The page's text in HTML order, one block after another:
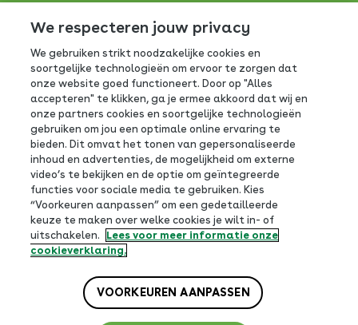
Consumentenservice FrieslandCampina:
0800-0765
Antwoordnummer 390
3800 VB Amersfoort
Volg ons op social
We respecteren jouw privacy
We gebruiken strikt noodzakelijke cookies en
soortgelijke technologieën om ervoor te zorgen dat
onze website goed functioneert. Door op "Alles
accepteren" te klikken, ga je ermee akkoord dat wij en
onze partners cookies en soortgelijke technologieën
gebruiken om jou een optimale online ervaring te
bieden. Dit omvat het tonen van gepersonaliseerde
inhoud en advertenties, de mogelijkheid om externe
video’s te bekijken en de optie om geïntegreerde
functies voor sociale media te gebruiken. Kies
“Voorkeuren aanpassen” om een gedetailleerde
keuze te maken over welke cookies je wilt in- of
uitschakelen.
Lees voor meer informatie onze
cookieverklaring.
VOORKEUREN AANPASSEN